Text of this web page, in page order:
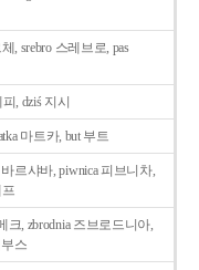
, srebro 스레브로, pas
, dziś 지시
마트카, but 부트
바르샤바, piwnica 피브니차,
크, zbrodnia 즈브로드니아,
스